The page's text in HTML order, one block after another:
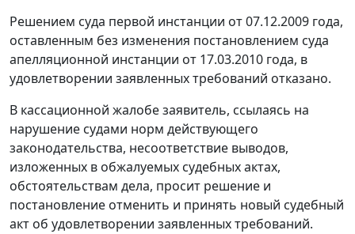
Решением суда первой инстанции от 07.12.2009 года,
оставленным без изменения постановлением суда
апелляционной инстанции от 17.03.2010 года, в
удовлетворении заявленных требований отказано.
В кассационной жалобе заявитель, ссылаясь на
нарушение судами норм действующего
законодательства, несоответствие выводов,
изложенных в обжалуемых судебных актах,
обстоятельствам дела, просит решение и
постановление отменить и принять новый судебный
акт об удовлетворении заявленных требований.